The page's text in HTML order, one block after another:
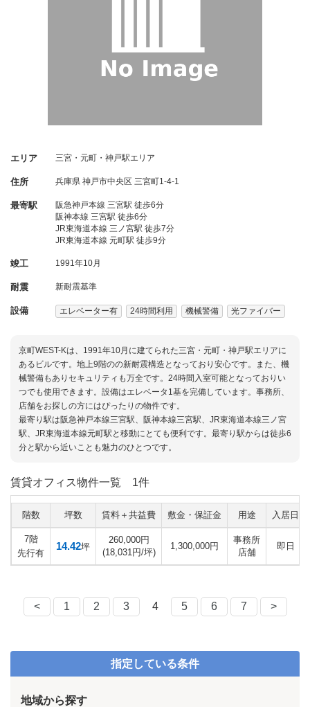
エリア 三宮・元町・神戸駅エリア
住所 兵庫県 神戸市中央区 三宮町1-4-1
最寄駅
阪急神戸本線 三宮駅 徒歩6分
阪神本線 三宮駅 徒歩6分
JR東海道本線 三ノ宮駅 徒歩7分
JR東海道本線 元町駅 徒歩9分
竣工 1991年10月
耐震 新耐震基準
設備 エレベーター有 24時間利用 機械警備 光ファイバー
京町WEST-Kは、1991年10月に建てられた三宮・元町・神戸駅エリアに
あるビルです。地上9階のの新耐震構造となっており安心です。また、機
械警備もありセキュリティも万全です。24時間入室可能となっておりい
つでも使用できます。設備はエレベータ1基を完備しています。事務所、
店舗をお探しの方にはぴったりの物件です。
最寄り駅は阪急神戸本線三宮駅、阪神本線三宮駅、JR東海道本線三ノ宮
駅、JR東海道本線元町駅と移動にとても便利です。最寄り駅からは徒歩6
分と駅から近いことも魅力のひとつです。
賃貸オフィス物件一覧 1件
階数 坪数 賃料＋共益費 敷金・保証金 用途 入居日
7階
先行有
14.42坪
260,000円
(18,031円/坪)
1,300,000円
事務所
店舗
即日
< 1 2 3 4 5 6 7 >
指定している条件
地域から探す